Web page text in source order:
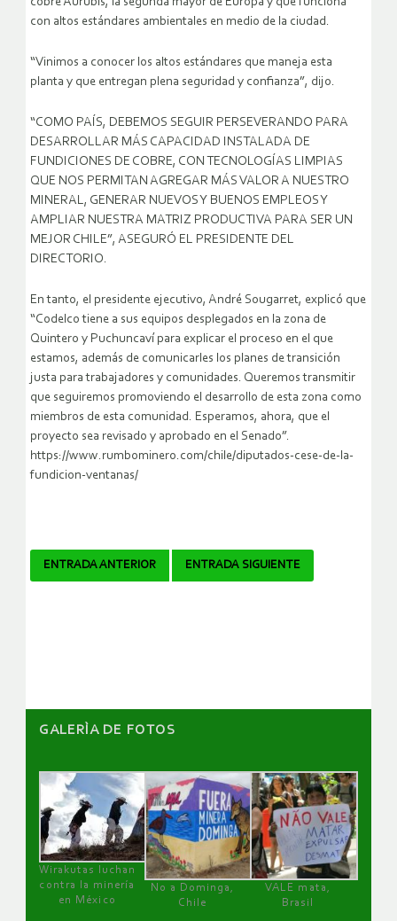
con altos estándares ambientales en medio de la ciudad.
“Vinimos a conocer los altos estándares que maneja esta
planta y que entregan plena seguridad y confianza”, dijo.
“COMO PAÍS, DEBEMOS SEGUIR PERSEVERANDO PARA
DESARROLLAR MÁS CAPACIDAD INSTALADA DE
FUNDICIONES DE COBRE, CON TECNOLOGÍAS LIMPIAS
QUE NOS PERMITAN AGREGAR MÁS VALOR A NUESTRO
MINERAL, GENERAR NUEVOS Y BUENOS EMPLEOS Y
AMPLIAR NUESTRA MATRIZ PRODUCTIVA PARA SER UN
MEJOR CHILE”, ASEGURÓ EL PRESIDENTE DEL
DIRECTORIO.
En tanto, el presidente ejecutivo, André Sougarret, explicó que
“Codelco tiene a sus equipos desplegados en la zona de
Quintero y Puchuncaví para explicar el proceso en el que
estamos, además de comunicarles los planes de transición
justa para trabajadores y comunidades. Queremos transmitir
que seguiremos promoviendo el desarrollo de esta zona como
miembros de esta comunidad. Esperamos, ahora, que el
proyecto sea revisado y aprobado en el Senado”.
https://www.rumbominero.com/chile/diputados-cese-de-la-
fundicion-ventanas/
Navegador
ENTRADA ANTERIOR ENTRADA SIGUIENTE
GALERÌA DE FOTOS
Wirakutas luchan
contra la minería
en México
No a Dominga,
Chile
VALE mata,
Brasil